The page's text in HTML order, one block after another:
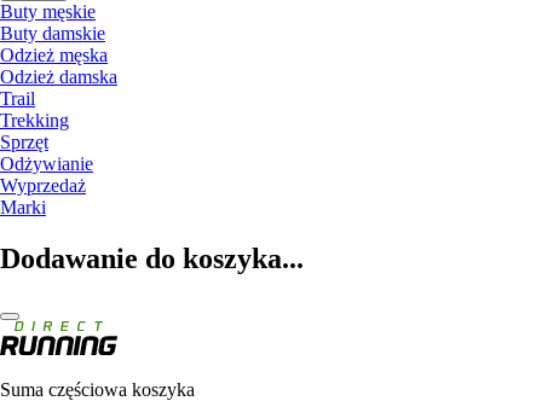
Buty męskie
Buty damskie
Odzież męska
Odzież damska
Trail
Trekking
Sprzęt
Odżywianie
Wyprzedaż
Marki
Dodawanie do koszyka...
Suma częściowa koszyka